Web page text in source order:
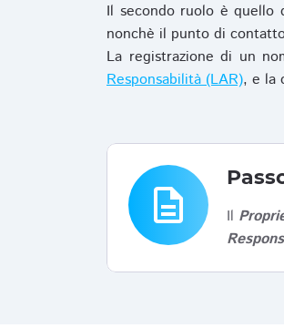
Il secondo ruolo è quello
nonchè il punto di
La registrazione di un
Responsabilità (LAR), e la
description Il